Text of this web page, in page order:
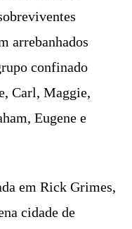
arrebanhados
confinado
Carl, Maggie,
Eugene e
em Rick Grimes,
cidade de